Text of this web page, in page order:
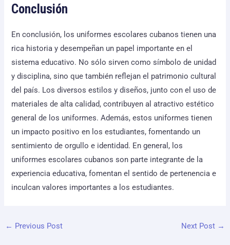
Conclusión
En conclusión, los uniformes escolares cubanos tienen una
rica historia y desempeñan un papel importante en el
sistema educativo. No sólo sirven como símbolo de unidad
y disciplina, sino que también reflejan el patrimonio cultural
del país. Los diversos estilos y diseños, junto con el uso de
materiales de alta calidad, contribuyen al atractivo estético
general de los uniformes. Además, estos uniformes tienen
un impacto positivo en los estudiantes, fomentando un
sentimiento de orgullo e identidad. En general, los
uniformes escolares cubanos son parte integrante de la
experiencia educativa, fomentan el sentido de pertenencia e
inculcan valores importantes a los estudiantes.
← Previous Post Next Post →